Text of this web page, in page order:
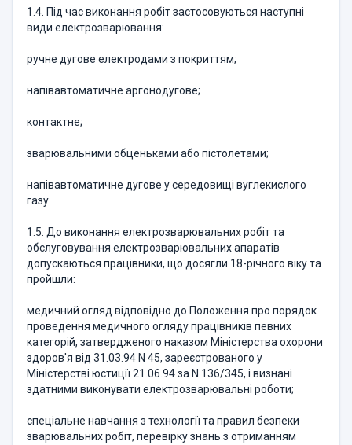
1.4. Під час виконання робіт застосовуються наступні
види електрозварювання:
ручне дугове електродами з покриттям;
напівавтоматичне аргонодугове;
контактне;
зварювальними обценьками або пістолетами;
напівавтоматичне дугове у середовищі вуглекислого
газу.
1.5. До виконання електрозварювальних робіт та
обслуговування електрозварювальних апаратів
допускаються працівники, що досягли 18-річного віку та
пройшли:
медичний огляд відповідно до Положення про порядок
проведення медичного огляду працівників певних
категорій, затвердженого наказом Міністерства охорони
здоров'я від 31.03.94 N 45, зареєстрованого у
Міністерстві юстиції 21.06.94 за N 136/345, і визнані
здатними виконувати електрозварювальні роботи;
спеціальне навчання з технології та правил безпеки
зварювальних робіт, перевірку знань з отриманням